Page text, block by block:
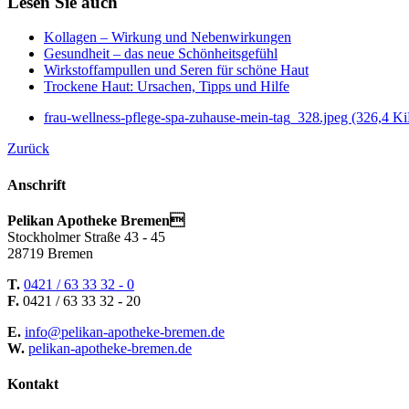
Kollagen – Wirkung und Nebenwirkungen
Gesundheit – das neue Schönheitsgefühl
Wirkstoffampullen und Seren für schöne Haut
Trockene Haut: Ursachen, Tipps und Hilfe
frau-wellness-pflege-spa-zuhause-mein-tag_328.jpeg (326,4
Zurück
Anschrift
Pelikan Apotheke Bremen
Stockholmer Straße 43 - 45
28719 Bremen
T. 0421 / 63 33 32 - 0
F. 0421 / 63 33 32 - 20
E. info@pelikan-apotheke-bremen.de
W. pelikan-apotheke-bremen.de
Kontakt